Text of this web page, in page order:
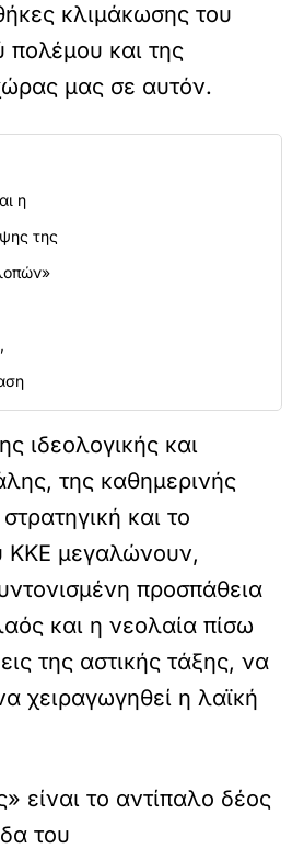
κλιμάκωσης του
πολέμου και της
μας σε αυτόν.
η
της
ιδεολογικής και
της καθημερινής
και το
ΚΚΕ μεγαλώνουν,
προσπάθεια
και η νεολαία πίσω
της αστικής τάξης, να
χειραγωγηθεί η λαϊκή
είναι το αντίπαλο δέος
του